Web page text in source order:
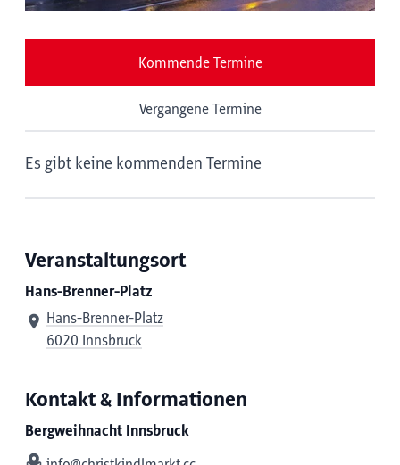
Kommende Termine
Vergangene Termine
Es gibt keine kommenden Termine
Veranstaltungsort
Hans-Brenner-Platz
Hans-Brenner-Platz
6020 Innsbruck
Kontakt & Informationen
Bergweihnacht Innsbruck